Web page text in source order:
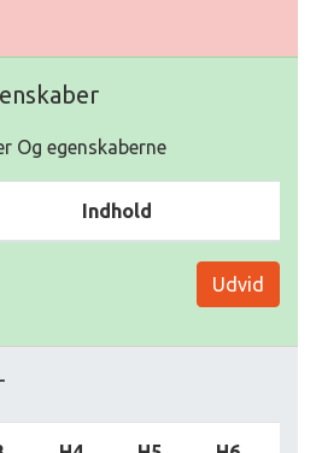
Og egenskaberne
Indhold
Udvid